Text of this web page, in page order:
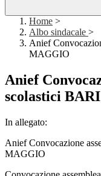
Home >
Albo sindacale >
Anief
MAGGIO
Anief
scolastici
In allegato:
Anief Convocazione
MAGGIO